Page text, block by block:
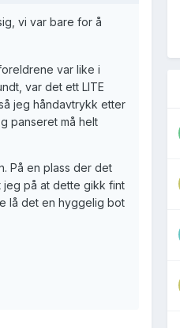
vi var bare for å
var like i
var det ett LITE
jeg håndavtrykk etter
panseret må helt
På en plass der det
jeg på at dette gikk fint
lå det en hyggelig bot